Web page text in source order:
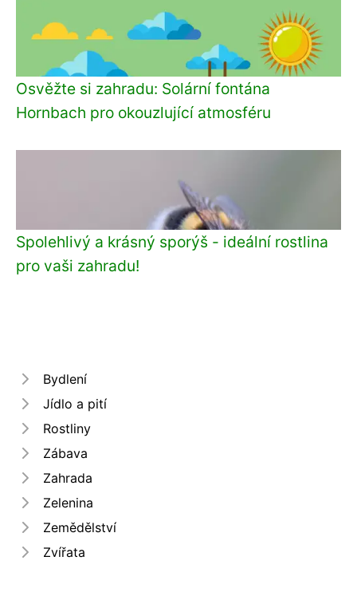
Osvěžte si zahradu: Solární fontána
Hornbach pro okouzlující atmosféru
Spolehlivý a krásný sporýš - ideální rostlina
pro vaši zahradu!
Bydlení
Jídlo a pití
Rostliny
Zábava
Zahrada
Zelenina
Zemědělství
Zvířata